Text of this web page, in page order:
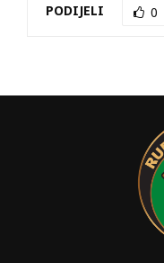
PODIJELI 0